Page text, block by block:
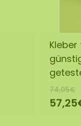
Kleber
74,05€